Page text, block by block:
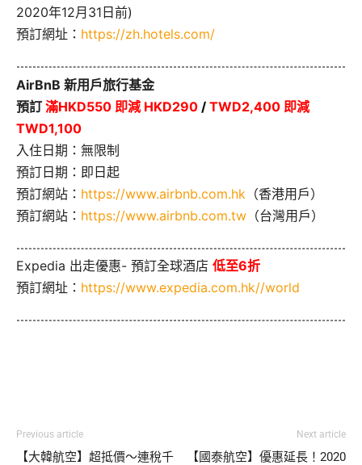
2020年12月31日前)
預訂網址： https://zh.hotels.com/
AirBnB 新用戶旅行基金
預訂 滿HKD550 即減 HKD290 / TWD2,400 即減
TWD1,100
入住日期：無限制
預訂日期：即日起
預訂網站： https://www.airbnb.com.hk （香港用戶）
預訂網站： https://www.airbnb.com.tw （台灣用戶）
Expedia 出走優惠- 預訂全球酒店 低至6折
預訂網址： https://www.expedia.com.hk//world
Previous article
【大韓航空】超抵價～連稅千
Next article
【國泰航空】優惠延長！2020